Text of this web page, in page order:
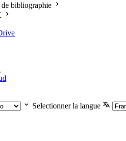
bibliographie
Selectionner la langue